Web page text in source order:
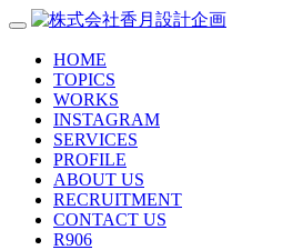
HOME
TOPICS
WORKS
INSTAGRAM
SERVICES
PROFILE
ABOUT US
RECRUITMENT
CONTACT US
R906